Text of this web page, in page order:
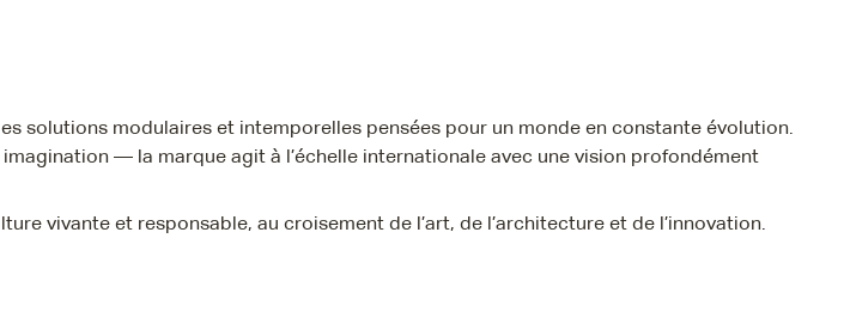
solutions modulaires et intemporelles pensées pour un monde en constante évolution.
— la marque agit à l’échelle internationale avec une vision profondément
vivante et responsable, au croisement de l’art, de l’architecture et de l’innovation.